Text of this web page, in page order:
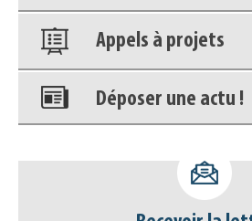
Appels à projets
Déposer une actu !
déconnecter)
Base documentaire